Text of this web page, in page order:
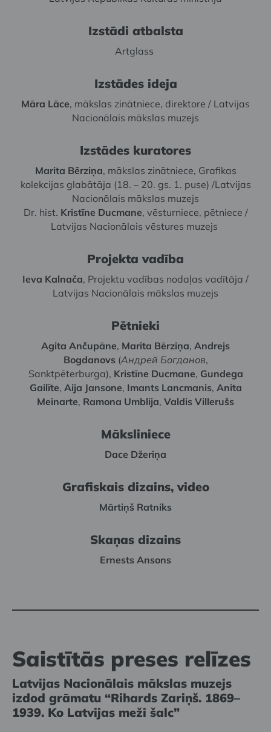
Izstādi atbalsta
Artglass
Izstādes ideja
Māra Lāce, mākslas zinātniece, direktore / Latvijas
Nacionālais mākslas muzejs
Izstādes kuratores
Marita Bērziņa, mākslas zinātniece, Grafikas
kolekcijas glabātāja (18. – 20. gs. 1. puse) /Latvijas
Nacionālais mākslas muzejs
Dr. hist. Kristīne Ducmane, vēsturniece, pētniece /
Latvijas Nacionālais vēstures muzejs
Projekta vadība
Ieva Kalnača, Projektu vadības nodaļas vadītāja /
Latvijas Nacionālais mākslas muzejs
Pētnieki
Agita Ančupāne, Marita Bērziņa, Andrejs
Bogdanovs(Андрей Богданов,
Sanktpēterburga), Kristīne Ducmane, Gundega
Gailīte, Aija Jansone, Imants Lancmanis, Anita
Meinarte, Ramona Umblija, Valdis Villerušs
Māksliniece
Dace Džeriņa
Grafiskais dizains, video
Mārtiņš Ratniks
Skaņas dizains
Ernests Ansons
Saistītās preses relīzes
Latvijas Nacionālais mākslas muzejs
izdod grāmatu “Rihards Zariņš. 1869–
1939. Ko Latvijas meži šalc”